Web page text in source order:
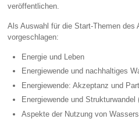
veröffentlichen.
Als Auswahl für die Start-Themen des
vorgeschlagen:
Energie und Leben
Energiewende und nachhaltiges
Energiewende: Akzeptanz und
Energiewende und
Aspekte der Nutzung von